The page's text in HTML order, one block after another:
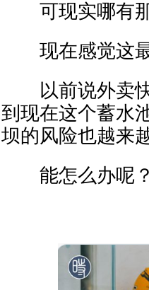
可现实哪有那
现在感觉这最
以前说外卖快
到现在这个蓄水
坝的风险也越来
能怎么办呢？